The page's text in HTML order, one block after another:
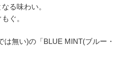
る味わい。
ぐ。
は無い)の「BLUE MINT(ブルー・